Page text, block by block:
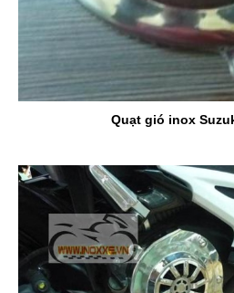
Quạt gió inox